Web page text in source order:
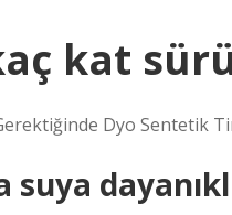
kat
Dyo Sentetik